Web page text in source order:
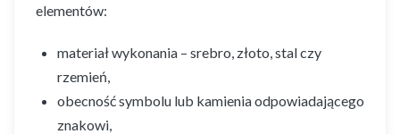
elementów:
materiał wykonania – srebro, złoto, stal czy
rzemień,
obecność symbolu lub kamienia odpowiadającego
znakowi,